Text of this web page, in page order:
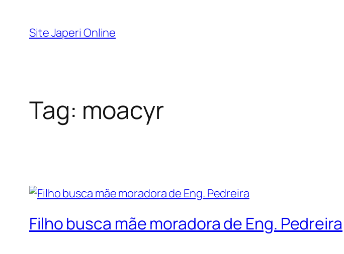
Site Japeri Online
Tag: moacyr
Filho busca mãe moradora de Eng. Pedreira